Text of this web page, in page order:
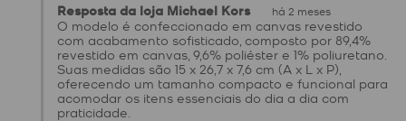
Resposta da loja Michael Kors há 2 meses
O modelo é confeccionado em canvas revestido
com acabamento sofisticado, composto por 89,4%
revestido em canvas, 9,6% poliéster e 1% poliuretano.
Suas medidas são 15 x 26,7 x 7,6 cm (A x L x P),
oferecendo um tamanho compacto e funcional para
acomodar os itens essenciais do dia a dia com
praticidade.